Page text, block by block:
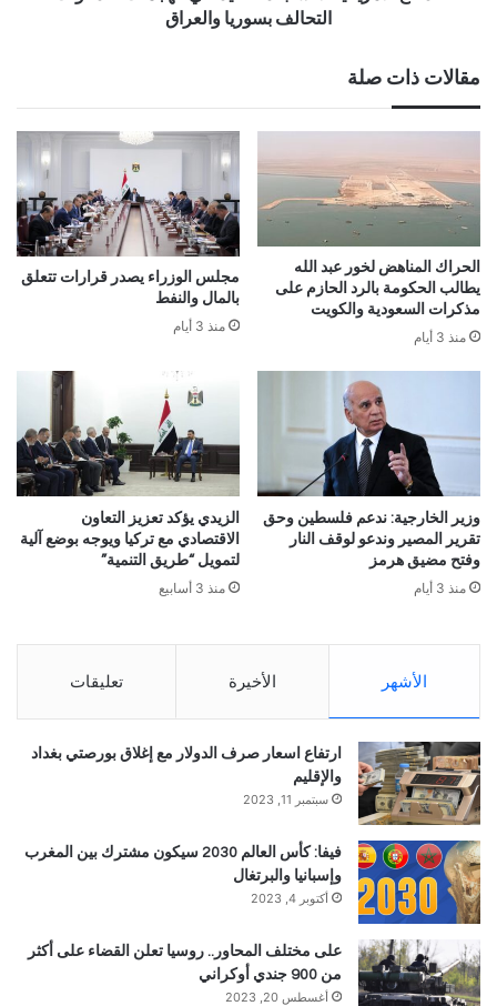
التحالف بسوريا والعراق
مقالات ذات صلة
الحراك المناهض لخور عبد الله
يطالب الحكومة بالرد الحازم على
مذكرات السعودية والكويت
منذ 3 أيام
مجلس الوزراء يصدر قرارات تتعلق
بالمال والنفط
منذ 3 أيام
وزير الخارجية: ندعم فلسطين وحق
تقرير المصير وندعو لوقف النار
وفتح مضيق هرمز
منذ 3 أيام
الزيدي يؤكد تعزيز التعاون
الاقتصادي مع تركيا ويوجه بوضع آلية
لتمويل “طريق التنمية”
منذ 3 أسابيع
الأشهر الأخيرة تعليقات
ارتفاع اسعار صرف الدولار مع إغلاق بورصتي بغداد
والإقليم
سبتمبر 11, 2023
فيفا: كأس العالم 2030 سيكون مشترك بين المغرب
وإسبانيا والبرتغال
أكتوبر 4, 2023
على مختلف المحاور.. روسيا تعلن القضاء على أكثر
من 900 جندي أوكراني
أغسطس 20, 2023